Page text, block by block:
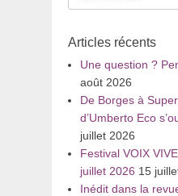
pour
Articles récents
Une question ?
août 2026
De Borges à
d’Umberto Eco
juillet 2026
Festival VOIX
juillet 2026 15
Inédit dans la